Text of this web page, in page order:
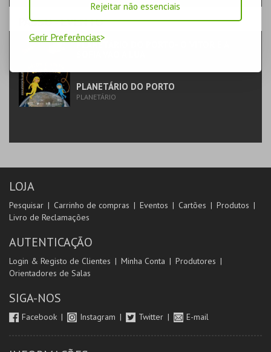
Rejeitar não essenciais
Gerir Preferências
PASSO- EVENTO
PLANETÁRIO DO PORTO- O VITOR E A
PLANETÁRIO DO PORTO
PLANETÁRIO
LOJA
Pesquisar Carrinho de compras Eventos Cartões
Produtos
Livro de Reclamações
AUTENTICAÇÃO
Login & Registo de Clientes Minha Conta
Produtores
Orientadores de Salas
SIGA-NOS
Facebook Instagram Twitter E-mail